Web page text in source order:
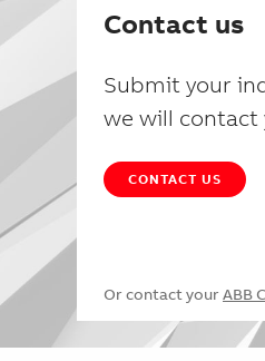
Contact us
Submit your
we will contact
CONTACT US
Or contact your ABB